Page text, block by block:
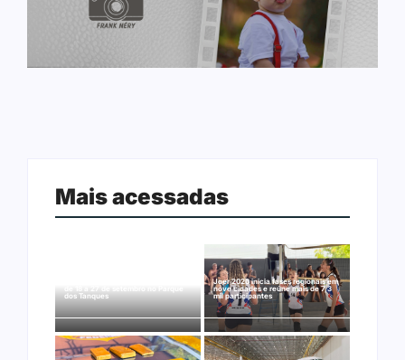
Mais acessadas
de 18 a 27 de setembro no Parque
dos Tanques
Joer 2026 inicia fases regionais em
nove cidades e reúne mais de 7,3
mil participantes